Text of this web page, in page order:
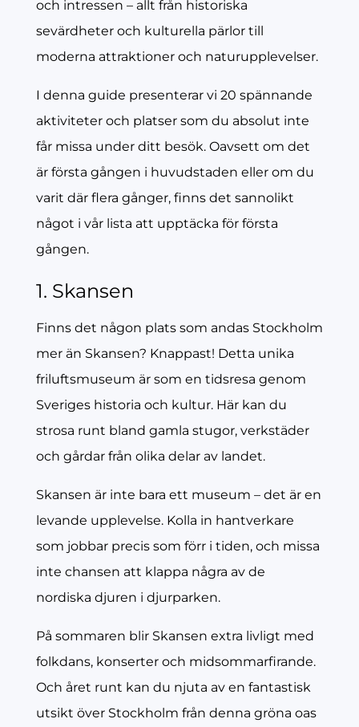
och intressen – allt från historiska
sevärdheter och kulturella pärlor till
moderna attraktioner och naturupplevelser.
I denna guide presenterar vi 20 spännande
aktiviteter och platser som du absolut inte
får missa under ditt besök. Oavsett om det
är första gången i huvudstaden eller om du
varit där flera gånger, finns det sannolikt
något i vår lista att upptäcka för första
gången.
1. Skansen
Finns det någon plats som andas Stockholm
mer än Skansen? Knappast! Detta unika
friluftsmuseum är som en tidsresa genom
Sveriges historia och kultur. Här kan du
strosa runt bland gamla stugor, verkstäder
och gårdar från olika delar av landet.
Skansen är inte bara ett museum – det är en
levande upplevelse. Kolla in hantverkare
som jobbar precis som förr i tiden, och missa
inte chansen att klappa några av de
nordiska djuren i djurparken.
På sommaren blir Skansen extra livligt med
folkdans, konserter och midsommarfirande.
Och året runt kan du njuta av en fantastisk
utsikt över Stockholm från denna gröna oas